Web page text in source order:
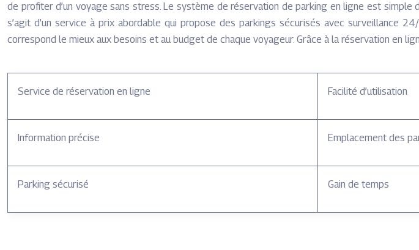
de profiter d’un voyage sans stress. Le système de réservation de parking en ligne est simple
s’agit d’un service à prix abordable qui propose des parkings sécurisés avec
correspond le mieux aux besoins et au budget de chaque voyageur. Grâce à la réservation en
Service de réservation en ligne Facilité d’utilisation
Information précise Emplacement des
Parking sécurisé Gain de temps